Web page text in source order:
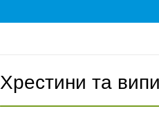
Хрестини та